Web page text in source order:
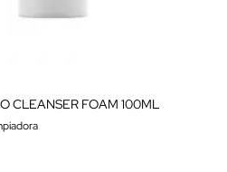
CLEANSER FOAM 100ML